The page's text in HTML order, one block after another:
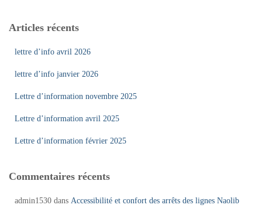
Articles récents
lettre d’info avril 2026
lettre d’info janvier 2026
Lettre d’information novembre 2025
Lettre d’information avril 2025
Lettre d’information février 2025
Commentaires récents
admin1530 dans Accessibilité et confort des arrêts des lignes Naolib